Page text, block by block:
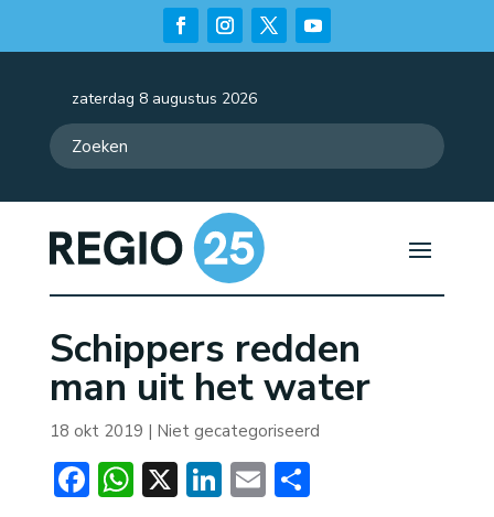
zaterdag 8 augustus 2026
Schippers redden
man uit het water
18 okt 2019 | Niet gecategoriseerd
Facebook
WhatsApp
X LinkedIn
EmailDelen